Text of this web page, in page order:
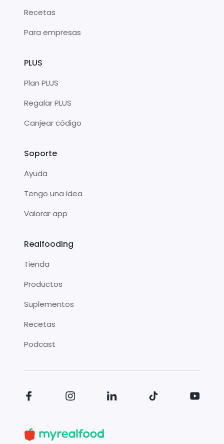
Recetas
Para empresas
PLUS
Plan PLUS
Regalar PLUS
Canjear código
Soporte
Ayuda
Tengo una idea
Valorar app
Realfooding
Tienda
Productos
Suplementos
Recetas
Podcast